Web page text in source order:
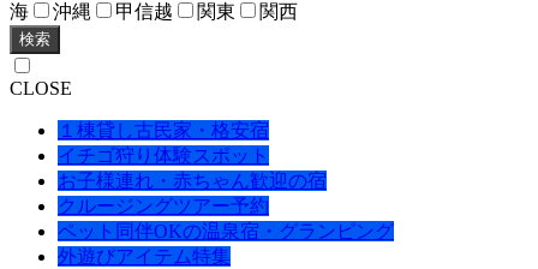
海
沖縄 甲信越 関東 関西
検索
CLOSE
１棟貸し古民家・格安宿
イチゴ狩り体験スポット
お子様連れ・赤ちゃん歓迎の宿
クルージングツアー予約
ペット同伴OKの温泉宿・グランピング
外遊びアイテム特集